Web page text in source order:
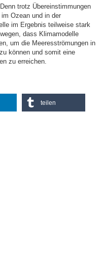
trotz Übereinstimmungen
Ozean und in der
im Ergebnis teilweise stark
dass Klimamodelle
um die Meeresströmungen in
können und somit eine
zu erreichen.
teilen